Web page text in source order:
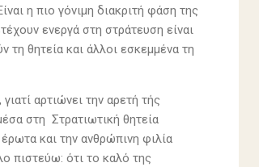
η πιο γόνιμη διακριτή φάση της
ενεργά στη στράτευση είναι
θητεία και άλλοι εσκεμμένα τη
αρτιώνει την αρετή τής
στη Στρατιωτική θητεία
και την ανθρώπινη φιλία
πιστεύω: ότι το καλό της